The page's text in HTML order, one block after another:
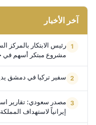
آخر الأخبار
رئيس الابتكار بالمركز
مشروع مبتكر أسهم في
سفير تركيا في دمشق
مصدر سعودي: تقارير
إيرانياً لاستهداف المملكة